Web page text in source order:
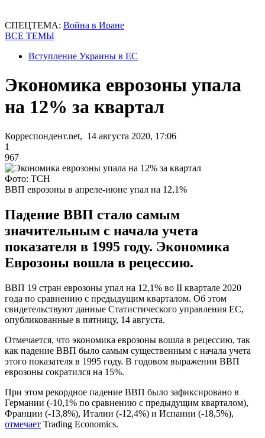
СПЕЦТЕМА: Война в Иране
ВСЕ ТЕМЫ
Вступление Украины в ЕС
Экономика еврозоны упала
на 12% за квартал
Корреспондент.net, 14 августа 2020, 17:06
1
967
Фото: ТСН
ВВП еврозоны в апреле-июне упал на 12,1%
Падение ВВП стало самым
значительным с начала учета
показателя в 1995 году. Экономика
Еврозоны вошла в рецессию.
ВВП 19 стран еврозоны упал на 12,1% во II квартале 2020
года по сравнению с предыдущим кварталом. Об этом
свидетельствуют данные Статистического управления ЕС,
опубликованные в пятницу, 14 августа.
Отмечается, что экономика еврозоны вошла в рецессию, так
как падение ВВП было самым существенным с начала учета
этого показателя в 1995 году. В годовом выражении ВВП
еврозоны сократился на 15%.
При этом рекордное падение ВВП было зафиксировано в
Германии (-10,1% по сравнению с предыдущим кварталом),
Франции (-13,8%), Италии (-12,4%) и Испании (-18,5%),
отмечает Trading Economics.